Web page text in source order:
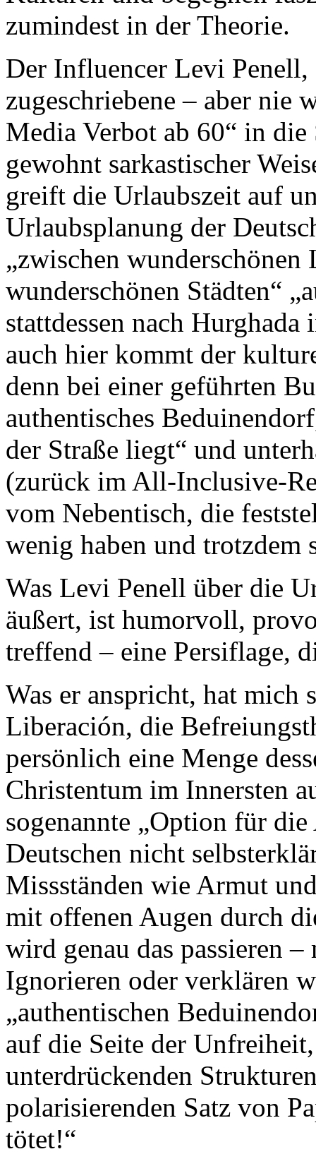
zumindest in der Theorie.
Der Influencer Levi
zugeschriebene – aber nie
Media Verbot ab 60“ in
gewohnt sarkastischer
greift die Urlaubszeit auf
Urlaubsplanung der
„zwischen wunderschönen
wunderschönen Städten“
stattdessen nach
auch hier kommt der
denn bei einer geführten
authentisches
der Straße liegt“ und
(zurück im All-Inclusive-
vom Nebentisch, die
wenig haben und trotzdem
Was Levi Penell über die
äußert, ist humorvoll,
treffend – eine Persiflage,
Was er anspricht, hat mich
Liberación, die
persönlich eine Menge
Christentum im Innersten
sogenannte „Option für
Deutschen nicht
Missständen wie Armut
mit offenen Augen durch
wird genau das passieren
Ignorieren oder verklären
„authentischen
auf die Seite der
unterdrückenden
polarisierenden Satz von
tötet!“